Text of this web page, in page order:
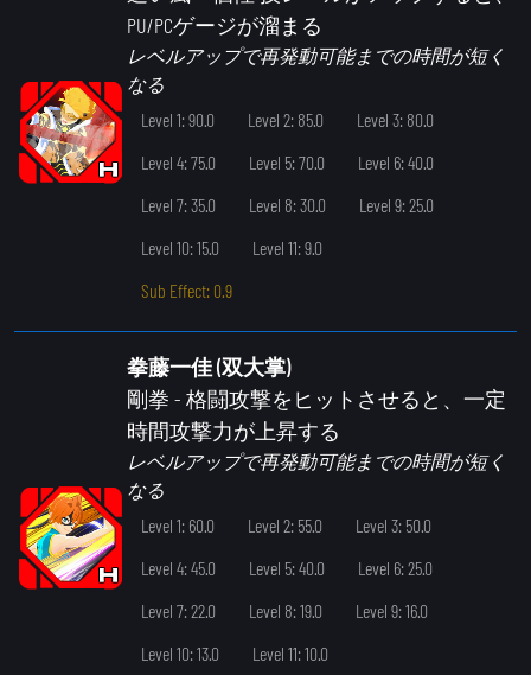
PU/PCゲージが溜まる
レベルアップで再発動可能までの時間が短く
なる
Level 1: 90.0
Level 2: 85.0
Level 3: 80.0
Level 4: 75.0
Level 5: 70.0
Level 6: 40.0
Level 7: 35.0
Level 8: 30.0
Level 9: 25.0
Level 10: 15.0
Level 11: 9.0
Sub Effect: 0.9
拳藤一佳 (双大掌)
剛拳 - 格闘攻撃をヒットさせると、一定
時間攻撃力が上昇する
レベルアップで再発動可能までの時間が短く
なる
Level 1: 60.0
Level 2: 55.0
Level 3: 50.0
Level 4: 45.0
Level 5: 40.0
Level 6: 25.0
Level 7: 22.0
Level 8: 19.0
Level 9: 16.0
Level 10: 13.0
Level 11: 10.0